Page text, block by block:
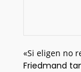
«Si eligen no
Friedmand